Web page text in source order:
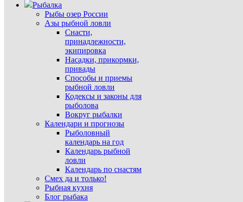
Рыбалка
Рыбы озер России
Азы рыбной ловли
Снасти,
принадлежности,
экипировка
Насадки, прикормки,
привады
Способы и приемы
рыбной ловли
Кодексы и законы для
рыболова
Вокруг рыбалки
Календари и прогнозы
Рыболовный
календарь на год
Календарь рыбной
ловли
Календарь по снастям
Смех да и только!
Рыбная кухня
Блог рыбака